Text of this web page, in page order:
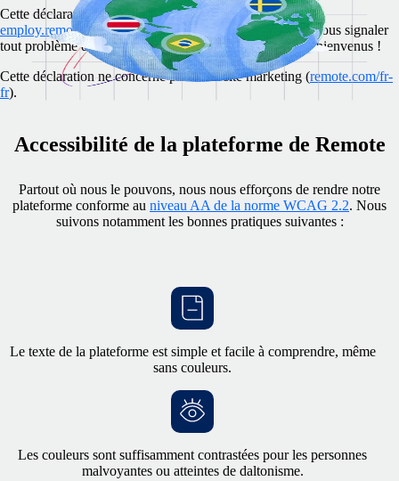
Cette déclaration concerne notre plateforme (domaine
employ.remote.com). Vous êtes libre de l'explorer et de nous signaler
tout problème d'accessibilité. Vos commentaires sont les bienvenus !
Cette déclaration ne concerne pas notre site marketing (remote.com/fr-
fr).
Accessibilité de la plateforme de Remote
Partout où nous le pouvons, nous nous efforçons de rendre notre
plateforme conforme au niveau AA de la norme WCAG 2.2. Nous
suivons notamment les bonnes pratiques suivantes :
Le texte de la plateforme est simple et facile à comprendre, même
sans couleurs.
Les couleurs sont suffisamment contrastées pour les personnes
malvoyantes ou atteintes de daltonisme.